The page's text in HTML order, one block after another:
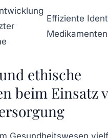
Effiziente
ethische
beim Einsatz
Gesundheitswesen